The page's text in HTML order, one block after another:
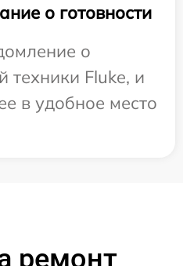
о готовности
о
техники Fluke, и
в удобное место
ремонт